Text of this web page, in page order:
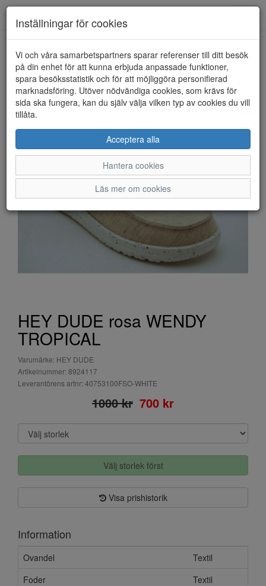
HEM HEY DUDE
HEY DUDE rosa WENDY
TROPICAL
Varumärke: HEY DUDE
Artikelnummer: 8924117
Leverantörens artnr: 40753100FSO-WHITE
1000 kr 700 kr
Välj storlek först
Visa prishistorik
Information
Ovandel
Textil
Foder
Textil
Inställningar för cookies
Vi och våra samarbetspartners sparar referenser till ditt besök
på din enhet för att kunna erbjuda anpassade funktioner,
spara besöksstatistik och för att möjliggöra personifierad
marknadsföring. Utöver nödvändiga cookies, som krävs för
sida ska fungera, kan du själv välja vilken typ av cookies du vill
tillåta.
Acceptera alla
Hantera cookies
Läs mer om cookies